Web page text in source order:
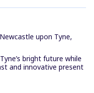
upon Tyne,
bright future while
and innovative present